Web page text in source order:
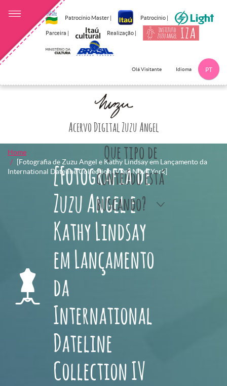
Patrocínio Master | Patrocínio |
Parceira | Realização |
Olá Visitante Idioma PT
Acervo Digital Zuzu Angel
Que tipo de
conteúdo está
buscando?
Home
[Fotografia de Zuzu Angel e Kathy Lindsay em Lançamento da
International Dateline Collection IV em Nova York]
[Fotografia de
Zuzu Angel e
Kathy Lindsay
em Lançamento
da
International
Dateline
Collection IV